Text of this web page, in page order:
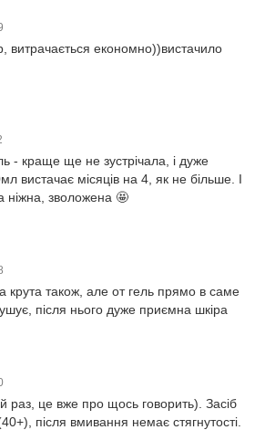
витрачається економно))вистачило
- краще ще не зустрічала, і дуже
вистачає місяців на 4, як не більше. І
ніжна, зволожена 🤩
крута також, але от гель прямо в саме
після нього дуже приємна шкіра
раз, це вже про щось говорить). Засіб
після вмивання немає стягнутості.